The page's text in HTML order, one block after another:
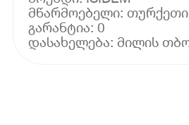
მწარმოებელი: თურქეთი
გარანტია: 0